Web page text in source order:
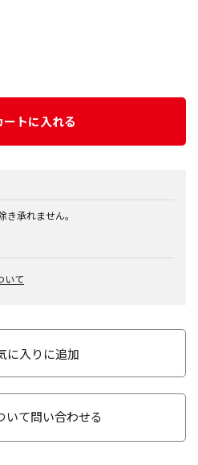
ートに入れる
承れません。
いて
に入りに追加
いて問い合わせる